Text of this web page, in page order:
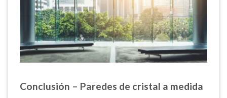
Conclusión – Paredes de cristal a medida